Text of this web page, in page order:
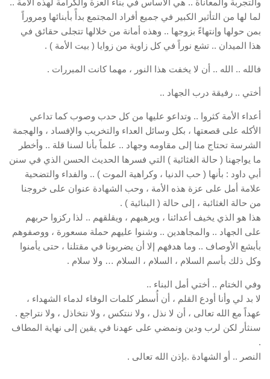
والتجربة والمعاناة .. هي الأساس في بناء العزة والكرامة لهذه الأمة ..
لما لها من التأثير الكبير في جميع أفراد المجتمع بدأً بأبنائها ومروراً
بمن حولها وإنتهاءً بزوجها .. وهذه أمانة من خلالها تتجلى حقائق في
هذا الميدان .. تشع نوراً في كل زاوية من زوايا ( بيت الأمة ) .
فالله .. الله .. أن لا يخفت هذا النور ، مهما كانت المبررات .
أختي .. رفيقة درب الجهاد ..
أعداء الأمة كثروا .. وتداعو عليها من كل حدب وصوب كما تداعي
الأكله على قصعتها ، بكل وسائل العداء والتخريب والإفساد ، والهجمة
الشرسة تحتاج منا إلى مقاومه وجهاد .. علماً بأنا لسنا قلة .. وأخطر
ما يواجهنا ( حالة الغثائية ) التي فسرها الحديث الحسن الذي في سنن
أبي داود : بأنها ( حب الدنيا ، وكراهية الموت ) .. والفداء والتضحية
علامة أمل على عزة هذه الأمة ، وحب الشهادة عنوان على خروجنا
من حالة الغثائبة ، إلى حالة ( البنائية ) .
هذا هو الذي يخيف أعدائنا ، ويرهبهم ، ويقلقهم .. لذا ركزوا حربهم
على الجهاد .. والمجاهدين .. وشنوا عليهم حملة مسعورة ، ووصفوهم
بأبشع الأوصاف .. وما هدفهم إلا أن يضربونا في مقتلنا ، حتى يأمنوا
وكل ذلك بأسم السلام ، السلام ، السلام … ولا سلام .
وفي الختام .. أختي أمل البناء ..
لا بد لي وأنا أودع القلم ، أن أُسطر كلمات الوفاء لدماء الشهداء ،
عهداً مع الله تعالى ، أن لا نذل ، ولا ننتكس ، ولا نتخاذل ، ولا نتراجع .
سنثأر لكن لرب ودين ونمضي على عهدنا في يقين إلى نهاية المطاف
.
النصر .. أو الشهادة .بإذن الله تعالى .